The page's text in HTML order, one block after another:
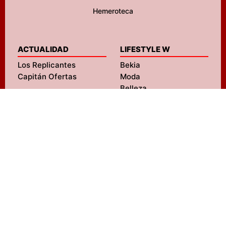
Hemeroteca
ACTUALIDAD
Los Replicantes
Capitán Ofertas
LIFESTYLE W
Bekia
Moda
Belleza